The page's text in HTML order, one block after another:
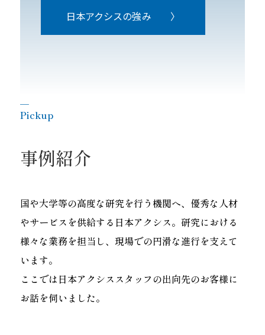
日本アクシスの強み 〉
Pickup
事例紹介
国や大学等の高度な研究を行う機関へ、優秀な人材
やサービスを供給する日本アクシス。研究における
様々な業務を担当し、現場での円滑な進行を支えて
います。
ここでは日本アクシススタッフの出向先のお客様に
お話を伺いました。